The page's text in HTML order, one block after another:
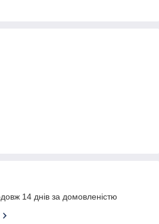
14 днів за домовленістю